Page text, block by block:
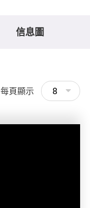
信息圖
每頁顯示 8